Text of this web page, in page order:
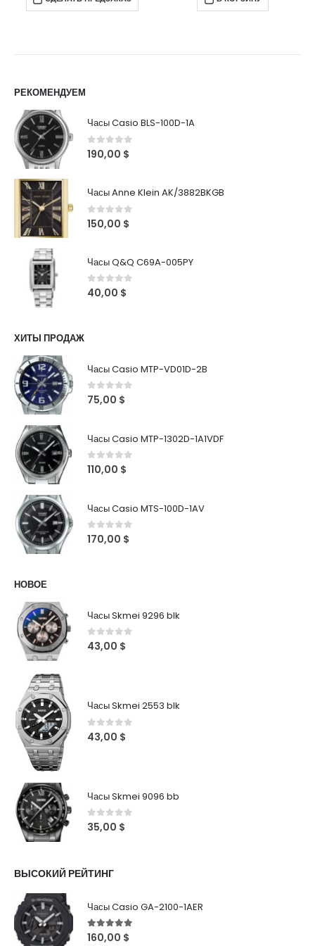
РЕКОМЕНДУЕМ
Часы Casio BLS-100D-1A
0out of 5
190,00 $
Часы Anne Klein AK/3882BKGB
0out of 5
150,00 $
Часы Q&Q C69A-005PY
0 out of 5
40,00 $
ХИТЫ ПРОДАЖ
Часы Casio MTP-VD01D-2B
0out of 5
75,00 $
Часы Casio MTP-1302D-1A1VDF
0out of 5
110,00 $
Часы Casio MTS-100D-1AV
0out of 5
170,00 $
НОВОЕ
Часы Skmei 9296 blk
0 out of 5
43,00 $
Часы Skmei 2553 blk
0 out of 5
43,00 $
Часы Skmei 9096 bb
0out of 5
35,00 $
ВЫСОКИЙ РЕЙТИНГ
Часы Casio GA-2100-1AER
5out of 5
160,00 $